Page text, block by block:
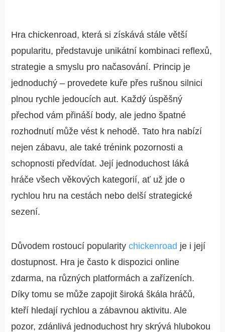
Hra chickenroad, která si získává stále větší
popularitu, představuje unikátní kombinaci reflexů,
strategie a smyslu pro načasování. Princip je
jednoduchý – provedete kuře přes rušnou silnici
plnou rychle jedoucích aut. Každý úspěšný
přechod vám přináší body, ale jedno špatné
rozhodnutí může vést k nehodě. Tato hra nabízí
nejen zábavu, ale také trénink pozornosti a
schopnosti předvídat. Její jednoduchost láká
hráče všech věkových kategorií, ať už jde o
rychlou hru na cestách nebo delší strategické
sezení.
Důvodem rostoucí popularitychickenroad je i její
dostupnost. Hra je často k dispozici online
zdarma, na různých platformách a zařízeních.
Díky tomu se může zapojit široká škála hráčů,
kteří hledají rychlou a zábavnou aktivitu. Ale
pozor, zdánlivá jednoduchost hry skrývá hlubokou